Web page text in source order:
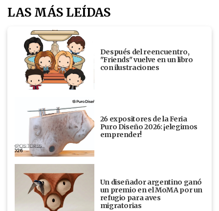
LAS MÁS LEÍDAS
Después del reencuentro,
"Friends" vuelve en un libro
con ilustraciones
26 expositores de la Feria
Puro Diseño 2026: ¡elegimos
emprender!
Un diseñador argentino ganó
un premio en el MoMA por un
refugio para aves
migratorias